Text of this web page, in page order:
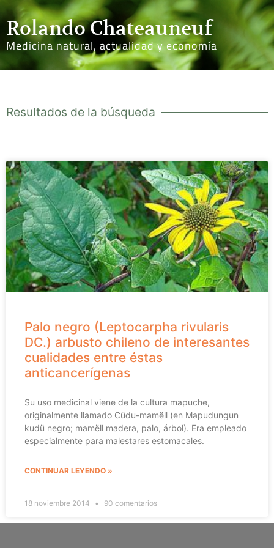
Rolando Chateauneuf
Medicina natural, actualidad y economía
Resultados de la búsqueda
Palo negro (Leptocarpha rivularis
DC.) arbusto chileno de interesantes
cualidades entre éstas
anticancerígenas
Su uso medicinal viene de la cultura mapuche,
originalmente llamado Cüdu-mamëll (en Mapudungun
kudü negro; mamëll madera, palo, árbol). Era empleado
especialmente para malestares estomacales.
CONTINUAR LEYENDO »
18 noviembre 2014 90 comentarios